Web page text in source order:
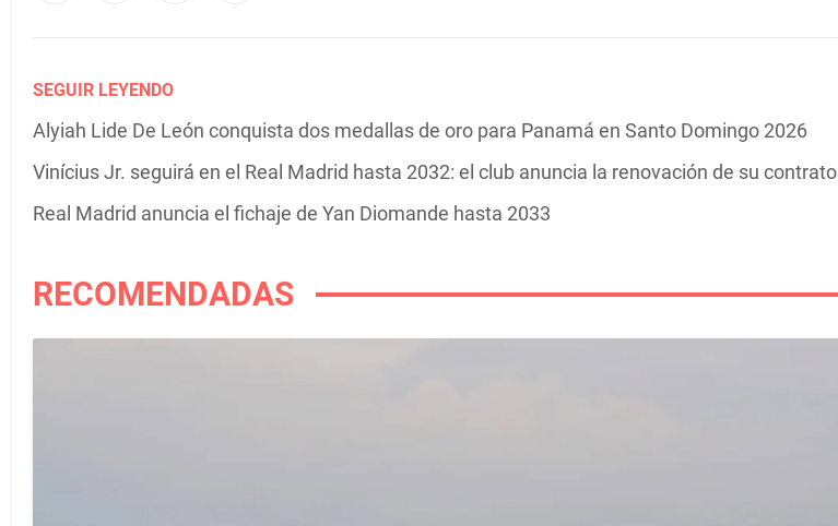
SEGUIR LEYENDO
Alyiah Lide De León conquista dos medallas de oro para Panamá en Santo Domingo 2026
Vinícius Jr. seguirá en el Real Madrid hasta 2032: el club anuncia la renovación de su contrato
Real Madrid anuncia el fichaje de Yan Diomande hasta 2033
RECOMENDADAS